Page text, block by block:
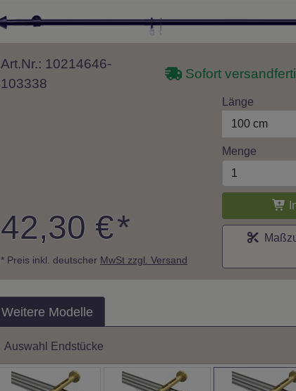
Art.Nr.: 10214646-
103338
Sofort
42,30 €*
* Preis inkl. deutscher MwSt zzgl. Versand
Länge
100 cm
Menge
Weitere Modelle
Auswahl Endstücke